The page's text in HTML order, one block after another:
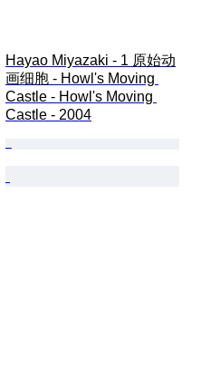
Hayao Miyazaki - 1 原始动
画细胞 - Howl's Moving
Castle - Howl's Moving
Castle - 2004